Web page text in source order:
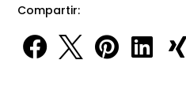
Compartir:
    